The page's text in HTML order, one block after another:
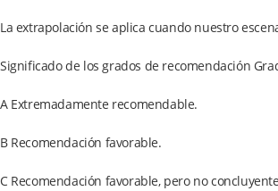
La extrapolación se aplica cuando nuestro
Significado de los grados de recomendación
A Extremadamente recomendable.
B Recomendación favorable.
C Recomendación favorable, pero no